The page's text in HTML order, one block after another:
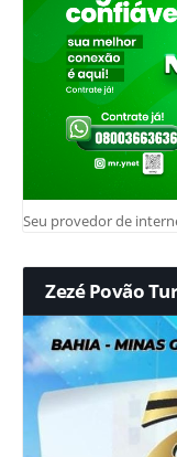
Seu provedor de
Zezé Povão